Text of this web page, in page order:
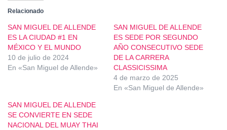
Relacionado
SAN MIGUEL DE ALLENDE
ES LA CIUDAD #1 EN
MÉXICO Y EL MUNDO
10 de julio de 2024
En «San Miguel de Allende»
SAN MIGUEL DE ALLENDE
ES SEDE POR SEGUNDO
AÑO CONSECUTIVO SEDE
DE LA CARRERA
CLASSICISSIMA
4 de marzo de 2025
En «San Miguel de Allende»
SAN MIGUEL DE ALLENDE
SE CONVIERTE EN SEDE
NACIONAL DEL MUAY THAI